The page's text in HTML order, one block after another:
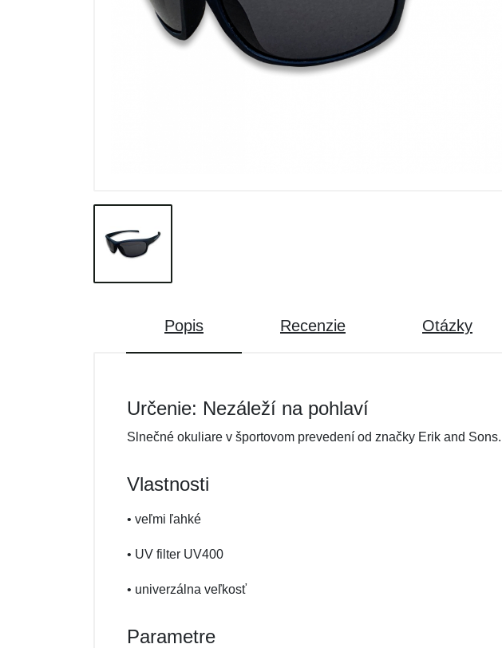
Popis Recenzie Otázky
Určenie: Nezáleží na pohlaví
Slnečné okuliare v športovom prevedení od značky Erik and Sons.
Vlastnosti
• veľmi ľahké
• UV filter UV400
• univerzálna veľkosť
Parametre